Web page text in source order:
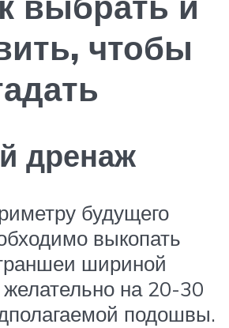
чтобы
дренаж
будущего
выкопать
шириной
на 20-30
подошвы.